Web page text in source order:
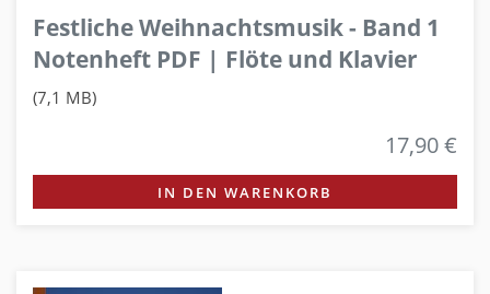
Festliche Weihnachtsmusik - Band 1
Notenheft PDF | Flöte und Klavier
(7,1 MB)
17,90 €
IN DEN WARENKORB